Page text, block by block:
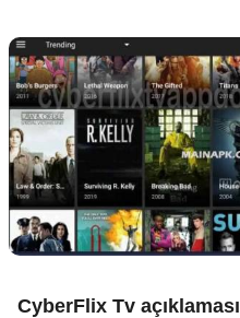
CyberFlix Tv açıklaması